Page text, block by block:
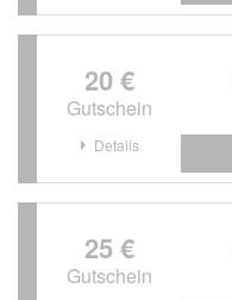
20 €
Gutschein
Details
25 €
Gutschein